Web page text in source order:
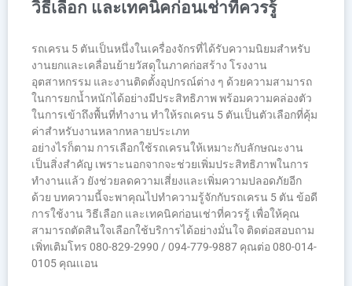
วิธีเลือก และเทคนิคก่อนเช่าที่ควรรู้
รถเครน 5 ตันเป็นหนึ่งในเครื่องจักรที่ได้รับความนิยมสำหรับ
งานยกและเคลื่อนย้ายวัสดุในภาคก่อสร้าง โรงงาน
อุตสาหกรรม และงานติดตั้งอุปกรณ์ต่าง ๆ ด้วยความสามารถ
ในการยกน้ำหนักได้อย่างมีประสิทธิภาพ พร้อมความคล่องตัว
ในการเข้าถึงพื้นที่ทำงาน ทำให้รถเครน 5 ตันเป็นตัวเลือกที่คุ้ม
ค่าสำหรับงานหลากหลายประเภท
อย่างไรก็ตาม การเลือกใช้รถเครนให้เหมาะกับลักษณะงาน
เป็นสิ่งสำคัญ เพราะนอกจากจะช่วยเพิ่มประสิทธิภาพในการ
ทำงานแล้ว ยังช่วยลดความเสี่ยงและเพิ่มความปลอดภัยอีก
ด้วย บทความนี้จะพาคุณไปทำความรู้จักกับรถเครน 5 ตัน ข้อดี
การใช้งาน วิธีเลือก และเทคนิคก่อนเช่าที่ควรรู้ เพื่อให้คุณ
สามารถตัดสินใจเลือกใช้บริการได้อย่างมั่นใจ ติดต่อสอบถาม
เพิ่ทเติมโทร 080-829-2990 / 094-779-9887 คุณต่อ 080-014-
0105 คุณเเอน